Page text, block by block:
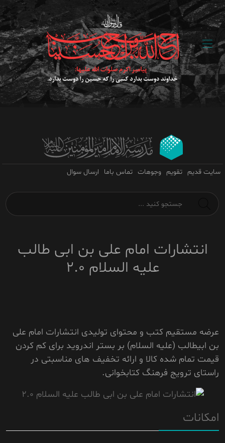
سایت قدیم تقویم وجوهات تماس باما ارسال سوال
انتشارات امام علی بن ابی طالب
علیه السلام 2.0
عرضه مستقیم کتب و محتوای تولیدی انتشارات امام علی
بن ابیطالب (علیه السلام) بر بستر اندروید برای کم کردن
قیمت تمام شده کالا و ارائه تخفیف های مناسبتی در
راستای ترویج فرهنگ کتابخوانی.
امکانات